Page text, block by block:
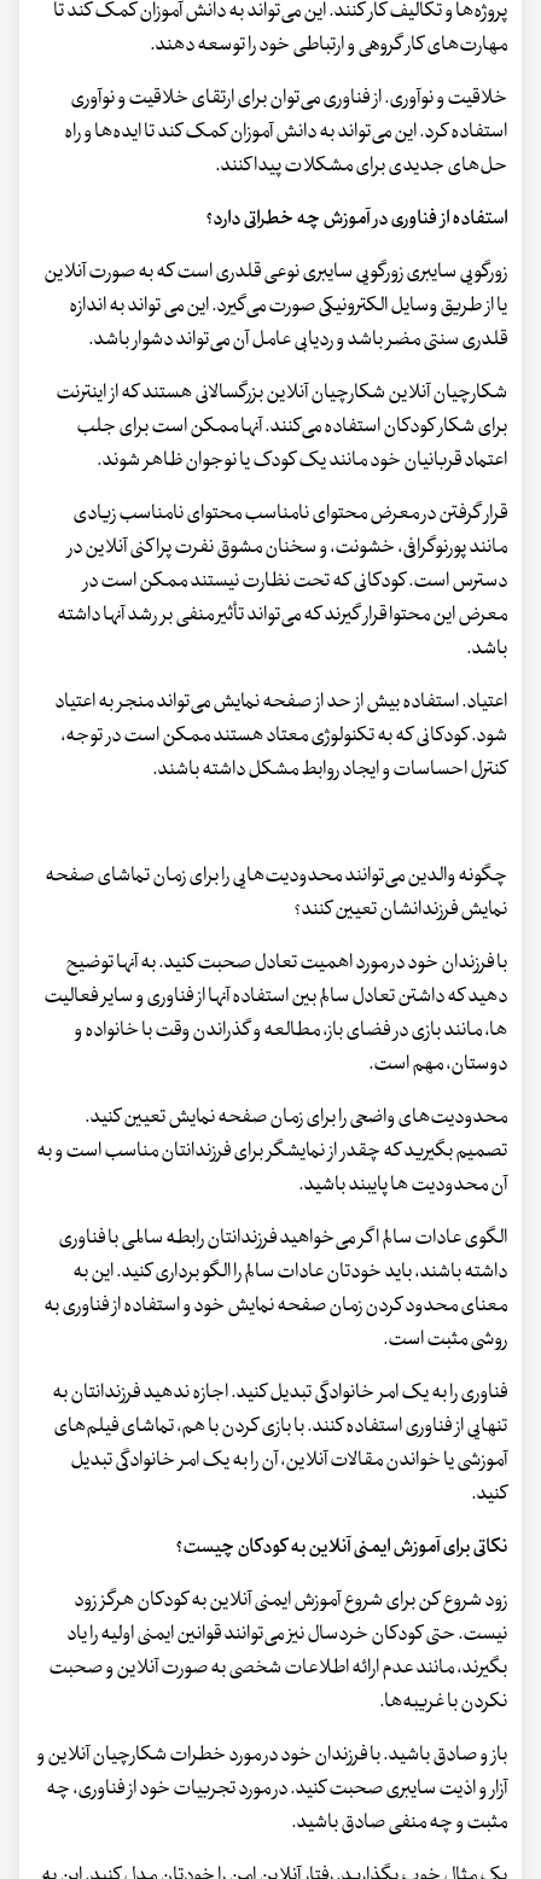
پروژه‌ها و تکالیف کار کنند. این می‌تواند به دانش آموزان کمک کند تا
مهارت‌های کار گروهی و ارتباطی خود را توسعه دهند.
خلاقیت و نوآوری. از فناوری می‌توان برای ارتقای خلاقیت و نوآوری
استفاده کرد. این می‌تواند به دانش آموزان کمک کند تا ایده‌ها و راه
حل‌های جدیدی برای مشکلات پیدا کنند.
استفاده از فناوری در آموزش چه خطراتی دارد؟
زورگویی سایبری زورگویی سایبری نوعی قلدری است که به صورت آنلاین
یا از طریق وسایل الکترونیکی صورت می‌گیرد. این می تواند به اندازه
قلدری سنتی مضر باشد و ردیابی عامل آن می‌تواند دشوار باشد.
شکارچیان آنلاین شکارچیان آنلاین بزرگسالانی هستند که از اینترنت
برای شکار کودکان استفاده می‌کنند. آنها ممکن است برای جلب
اعتماد قربانیان خود مانند یک کودک یا نوجوان ظاهر شوند.
قرار گرفتن در معرض محتوای نامناسب محتوای نامناسب زیادی
مانند پورنوگرافی، خشونت، و سخنان مشوق نفرت پراکنی آنلاین در
دسترس است. کودکانی که تحت نظارت نیستند ممکن است در
معرض این محتوا قرار گیرند که می‌تواند تأثیر منفی بر رشد آنها داشته
باشد.
اعتیاد. استفاده بیش از حد از صفحه نمایش می‌تواند منجر به اعتیاد
شود. کودکانی که به تکنولوژی معتاد هستند ممکن است در توجه،
کنترل احساسات و ایجاد روابط مشکل داشته باشند.
چگونه والدین می‌توانند محدودیت‌هایی را برای زمان تماشای صفحه
نمایش فرزندانشان تعیین کنند؟
با فرزندان خود در مورد اهمیت تعادل صحبت کنید. به آنها توضیح
دهید که داشتن تعادل سالم بین استفاده آنها از فناوری و سایر فعالیت
ها، مانند بازی در فضای باز، مطالعه و گذراندن وقت با خانواده و
دوستان، مهم است.
محدودیت‌های واضحی را برای زمان صفحه نمایش تعیین کنید.
تصمیم بگیرید که چقدر از نمایشگر برای فرزندانتان مناسب است و به
آن محدودیت ها پایبند باشید.
الگوی عادات سالم اگر می‌خواهید فرزندانتان رابطه سالمی با فناوری
داشته باشند، باید خودتان عادات سالم را الگو برداری کنید. این به
معنای محدود کردن زمان صفحه نمایش خود و استفاده از فناوری به
روشی مثبت است.
فناوری را به یک امر خانوادگی تبدیل کنید. اجازه ندهید فرزندانتان به
تنهایی از فناوری استفاده کنند. با بازی کردن با هم، تماشای فیلم‌های
آموزشی یا خواندن مقالات آنلاین، آن را به یک امر خانوادگی تبدیل
کنید.
نکاتی برای آموزش ایمنی آنلاین به کودکان چیست؟
زود شروع کن برای شروع آموزش ایمنی آنلاین به کودکان هرگز زود
نیست. حتی کودکان خردسال نیز می‌توانند قوانین ایمنی اولیه را یاد
بگیرند، مانند عدم ارائه اطلاعات شخصی به صورت آنلاین و صحبت
نکردن با غریبه‌ها.
باز و صادق باشید. با فرزندان خود در مورد خطرات شکارچیان آنلاین و
آزار و اذیت سایبری صحبت کنید. در مورد تجربیات خود از فناوری، چه
مثبت و چه منفی صادق باشید.